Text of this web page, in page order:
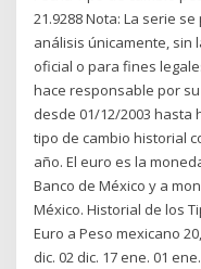
21.9288 Nota: La serie
análisis únicamente, sin
oficial o para fines
hace responsable por
desde 01/12/2003 hasta
tipo de cambio historial
año. El euro es la
Banco de México y a
México. Historial de los
Euro a Peso mexicano
dic. 02 dic. 17 ene. 01